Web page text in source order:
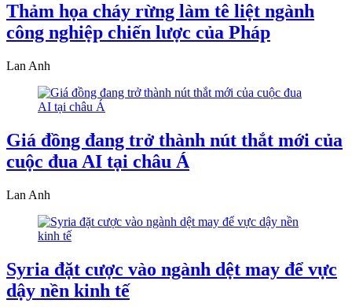
Thảm họa cháy rừng làm tê liệt ngành
công nghiệp chiến lược của Pháp
Lan Anh
Giá đồng đang trở thành nút thắt mới của
cuộc đua AI tại châu Á
Lan Anh
Syria đặt cược vào ngành dệt may để vực
dậy nền kinh tế